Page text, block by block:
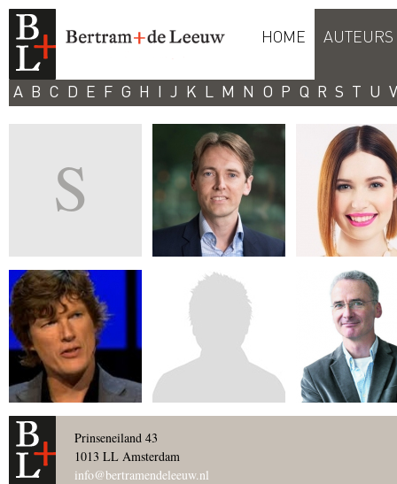
HOME AUTEURS
A B C D E F G H I J K L M N O P Q R S T U V
S
Prinseneiland 43
1013 LL Amsterdam
info@bertramendeleeuw.nl